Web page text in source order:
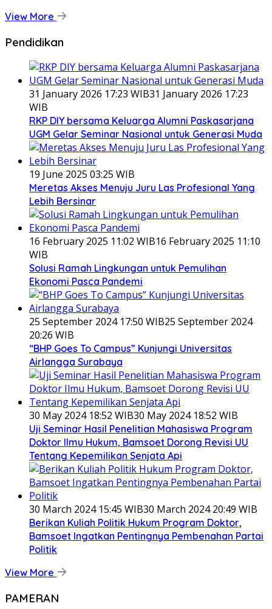
View More
Pendidikan
31 January 2026 17:23 WIB31 January 2026 17:23
WIB
RKP DIY bersama Keluarga Alumni Paskasarjana
UGM Gelar Seminar Nasional untuk Generasi Muda
19 June 2025 03:25 WIB
Meretas Akses Menuju Juru Las Profesional Yang
Lebih Bersinar
16 February 2025 11:02 WIB16 February 2025 11:10
WIB
Solusi Ramah Lingkungan untuk Pemulihan
Ekonomi Pasca Pandemi
25 September 2024 17:50 WIB25 September 2024
20:26 WIB
“BHP Goes To Campus” Kunjungi Universitas
Airlangga Surabaya
30 May 2024 18:52 WIB30 May 2024 18:52 WIB
Uji Seminar Hasil Penelitian Mahasiswa Program
Doktor Ilmu Hukum, Bamsoet Dorong Revisi UU
Tentang Kepemilikan Senjata Api
30 March 2024 15:45 WIB30 March 2024 20:49 WIB
Berikan Kuliah Politik Hukum Program Doktor,
Bamsoet Ingatkan Pentingnya Pembenahan Partai
Politik
View More
PAMERAN